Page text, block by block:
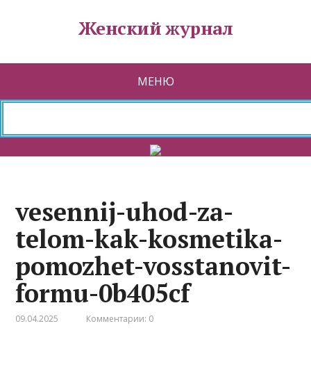
Женский журнал
МЕНЮ
vesennij-uhod-za-
telom-kak-kosmetika-
pomozhet-vosstanovit-
formu-0b405cf
09.04.2025 Комментарии: 0